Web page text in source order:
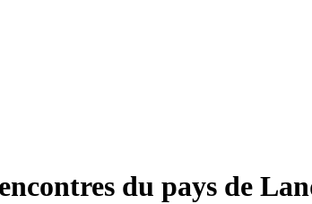
du pays de